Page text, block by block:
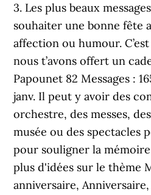
3. Les plus beaux
souhaiter une bonne fête
affection ou humour.
nous t’avons offert un
Papounet 82 Messages :
janv. Il peut y avoir des
orchestre, des messes,
musée ou des spectacles
pour souligner la
plus d'idées sur le thème
anniversaire, Anniversaire,